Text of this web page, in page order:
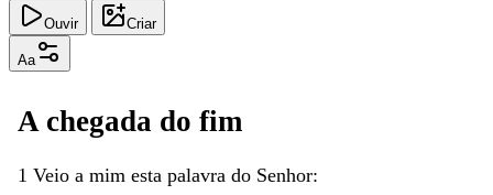
Ouvir Criar
Aa
A chegada do fim
1 Veio a mim esta palavra do Senhor: